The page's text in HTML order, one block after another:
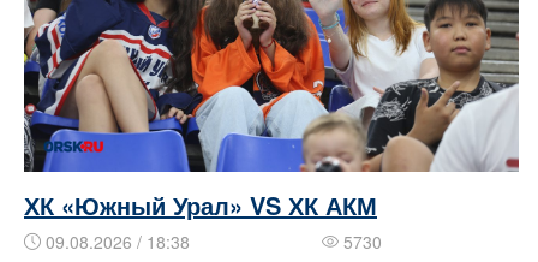
ХК «Южный Урал» VS ХК АКМ
09.08.2026 / 18:38 5730